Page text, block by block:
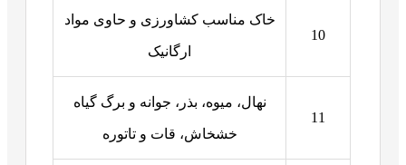
10
خاک مناسب کشاورزی و حاوی مواد
ارگانیک
11
نهال، میوه، بذر، جوانه و برگ گیاه
خشخاش، قات و تاتوره